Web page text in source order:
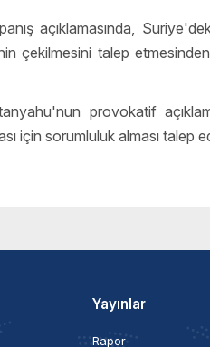
açıklamasında,
çekilmesini talep
provokatif
için sorumluluk alması talep
Yayınlar
Rapor